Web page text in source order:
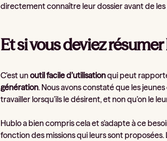
directement connaître leur dossier avant de
Et si vous deviez
C’est unoutil facile d’utilisationqui peut
génération. Nous avons constaté que les
travailler lorsqu’ils le désirent, et non qu’on le
Hublo a bien compris cela et s’adapte à ce
fonction des missions qui leurs sont